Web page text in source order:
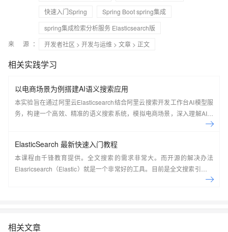
快速入门Spring
Spring Boot spring集成
spring集成检索分析服务 Elasticsearch版
来 源：
开发者社区 > 开发与运维 > 文章 > 正文
相关实践学习
以电商场景为例搭建AI语义搜索应用
本实验旨在通过阿里云Elasticsearch结合阿里云搜索开发工作台AI模型服
务，构建一个高效、精准的语义搜索系统，模拟电商场景，深入理解AI搜
ElasticSearch 最新快速入门教程
本课程由千锋教育提供。全文搜索的需求非常大。而开源的解决办法
Elasricsearch（Elastic）就是一个非常好的工具。目前是全文搜索引擎的
首选。本系列教程由浅入深讲解了在CentOS7系统下如何搭建
相关文章